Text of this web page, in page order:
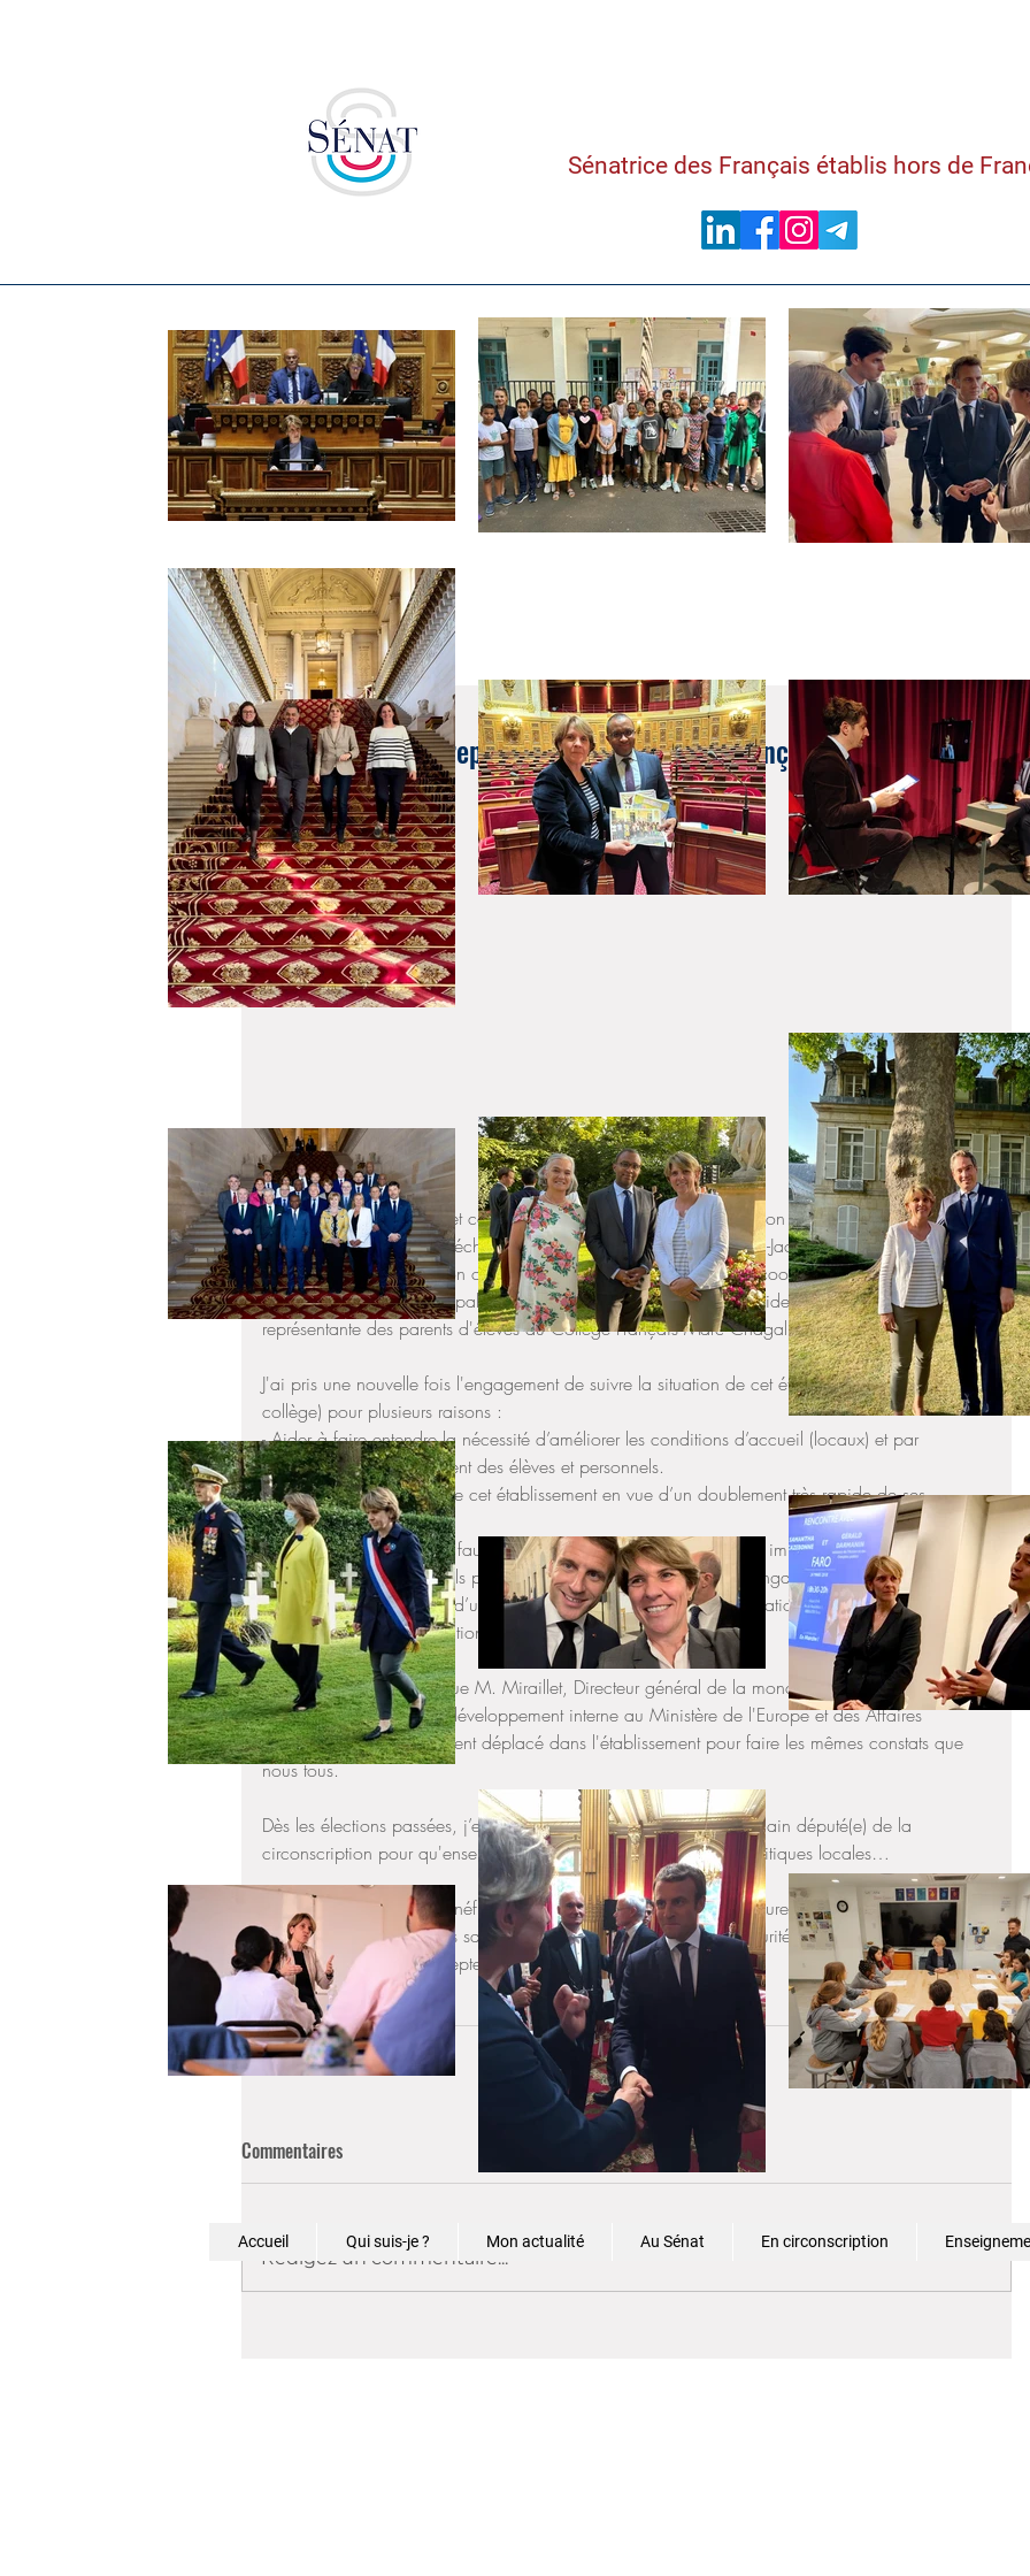
Sénatrice des Français établis hors de
Echanges avec les représentants du Collège français Marc Chagall de
Tel-Aviv
10 juin 2022
C'est avec grand plaisir et comme je m'y étais engagée lors de mon déplacement en Israël en
mars dernier, que j'ai pu échanger une nouvelle fois avec M. Jean-Jacques Pierrat, Conseiller
de coopération et d'action culturelle, M. Serge Borg, Attaché de coopération éducative, M.
Laurent Foussereau, Principal, les représentantes des personnels résidents et contrats locaux et la
représentante des parents d'élèves du Collège Français Marc Chagall de Tel-Aviv.
J'ai pris une nouvelle fois l'engagement de suivre la situation de cet établissement (école et
collège) pour plusieurs raisons :
- Aider à faire entendre la nécessité d’améliorer les conditions d’accueil (locaux) et par
conséquent d’enseignement des élèves et personnels.
- Répondre au potentiel de cet établissement en vue d’un doublement très rapide de ses
effectifs.
La demande est réelle, il faut maintenant donner des moyens plus importants à l’établissement
et ses acteurs institutionnels pour que leur travail de mobilisation engagé depuis longtemps
débouche sur l’obtention d’un permis de construire et une relocalisation temporaire. Un vrai
combat politique et institutionnel à mener !
Je me réjouis de savoir que M. Miraillet, Directeur général de la mondialisation, de la culture,
de l’enseignement et du développement interne au Ministère de l'Europe et des Affaires
étrangères se soit également déplacé dans l'établissement pour faire les mêmes constats que
nous tous.
Dès les élections passées, j’entrerai en contact avec la ou le prochain député(e) de la
circonscription pour qu'ensemble nous mobilisons les autorités politiques locales…
Cet établissement doit bénéficier de mesures particulières pour assurer aux élèves et aux
personnels des conditions satisfaisantes d'enseignement et de sécurité. Nous nous sommes
donnés rendez-vous en septembre avec les intervenants de ce jour.
Circonscription
Education
Commentaires
Rédigez un commentaire...
Accueil Qui suis-je ? Mon actualité Au Sénat En circonscription